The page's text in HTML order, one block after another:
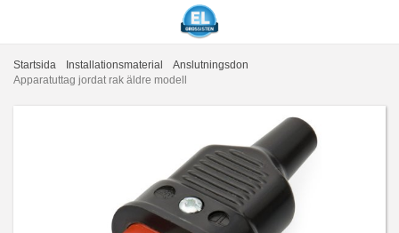
Startsida Installationsmaterial
Anslutningsdon
Apparatuttag jordat rak äldre modell